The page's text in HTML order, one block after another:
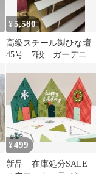
¥5,580
高級スチール製ひな壇
45号 7段 ガーデニン
¥499
新品 在庫処分SALE